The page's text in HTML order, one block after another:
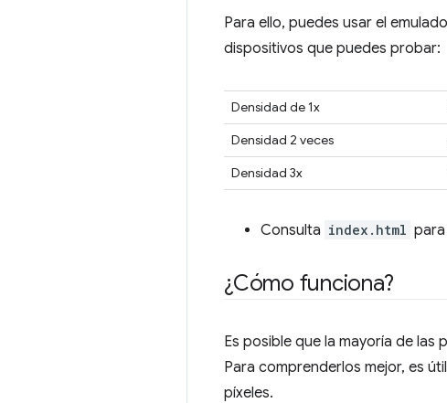
Para ello, puedes usar el
dispositivos que puedes probar:
Densidad de 1x
Densidad 2 veces
Densidad 3x
Consulta index.html
¿Cómo funciona?
Es posible que la mayoría de
Para comprenderlos mejor, es
píxeles.